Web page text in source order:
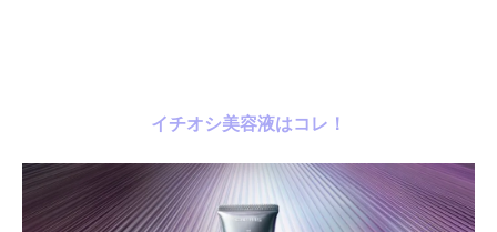
イチオシ美容液はコレ！